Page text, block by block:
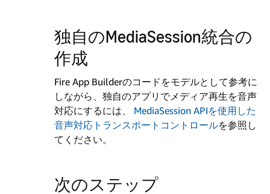
独自のMediaSession統合の
作成
Fire App Builderのコードをモデルとして参考に
しながら、独自のアプリでメディア再生を音声
対応にするには、 MediaSession APIを使用した
音声対応トランスポートコントロールを参照し
てください。
次のステップ